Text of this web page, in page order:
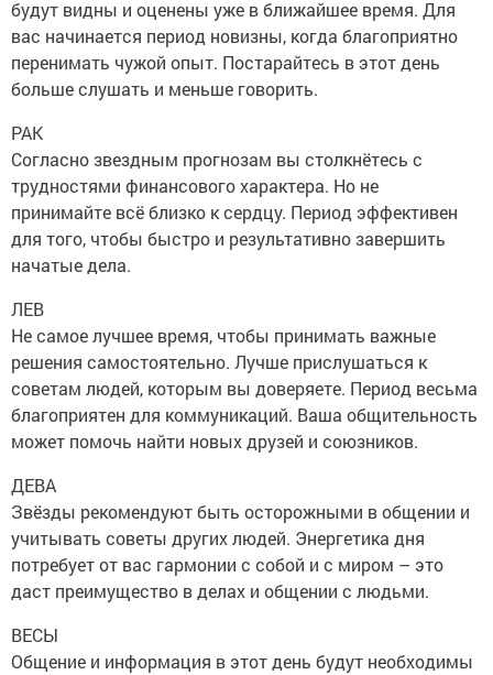
будут видны и оценены уже в ближайшее время. Для
вас начинается период новизны, когда благоприятно
перенимать чужой опыт. Постарайтесь в этот день
больше слушать и меньше говорить.
РАК
Согласно звездным прогнозам вы столкнётесь с
трудностями финансового характера. Но не
принимайте всё близко к сердцу. Период эффективен
для того, чтобы быстро и результативно завершить
начатые дела.
ЛЕВ
Не самое лучшее время, чтобы принимать важные
решения самостоятельно. Лучше прислушаться к
советам людей, которым вы доверяете. Период весьма
благоприятен для коммуникаций. Ваша общительность
может помочь найти новых друзей и союзников.
ДЕВА
Звёзды рекомендуют быть осторожными в общении и
учитывать советы других людей. Энергетика дня
потребует от вас гармонии с собой и с миром – это
даст преимущество в делах и общении с людьми.
ВЕСЫ
Общение и информация в этот день будут необходимы